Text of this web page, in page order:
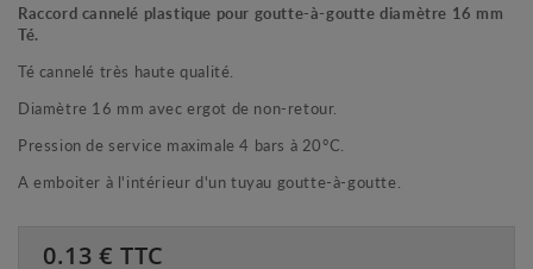
Raccord cannelé plastique pour goutte-à-goutte diamètre 16 mm
Té.
Té cannelé très haute qualité.
Diamètre 16 mm avec ergot de non-retour.
Pression de service maximale 4 bars à 20°C.
A emboiter à l'intérieur d'un tuyau goutte-à-goutte.
0.13 € TTC